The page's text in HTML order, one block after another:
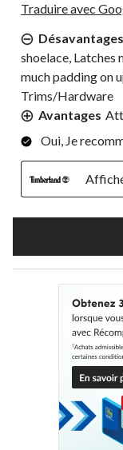
Traduire avec
Désavantages
shoelace, Latches
much padding on
Trims/Hardware
Avantages
Oui, Je